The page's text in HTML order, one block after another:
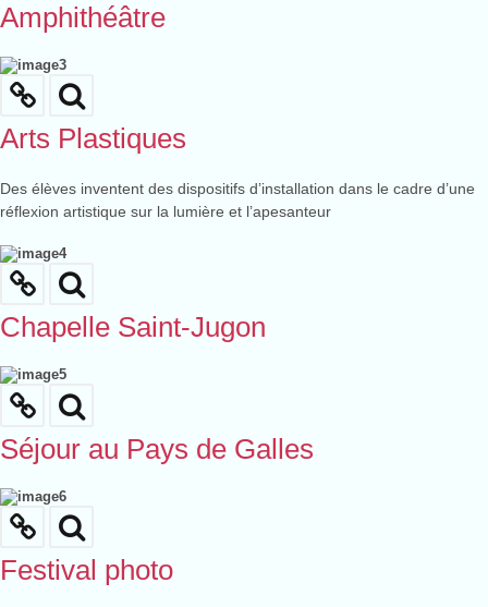
Amphithéâtre
Arts Plastiques
Des élèves inventent des dispositifs d’installation dans le cadre d’une
réflexion artistique sur la lumière et l’apesanteur
Chapelle Saint-Jugon
Séjour au Pays de Galles
Festival photo